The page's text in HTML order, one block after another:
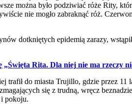
można było podziwiać róże Rity,
nie mogło zabraknąć róż.
dotkniętych epidemią zarazy,
„Święta Rita. Dla niej nie ma rzeczy
trafił do miasta Trujillo, gdzie przez
się z trudną, wręcz
pokoju.